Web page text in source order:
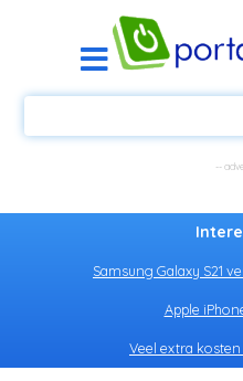
Samsung Galaxy S21
Apple
Veel extra